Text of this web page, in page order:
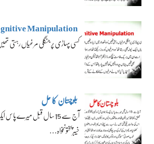
Manipulation
کسی پہاڑی پر جنگلی مرغیاں رہتی
بلوچستان کا حل
آج سے 15 سال قبل میرے پاس
خیبرپختونخواہ…